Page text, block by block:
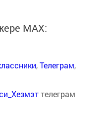
MАХ:
,Телеграм,
телеграм